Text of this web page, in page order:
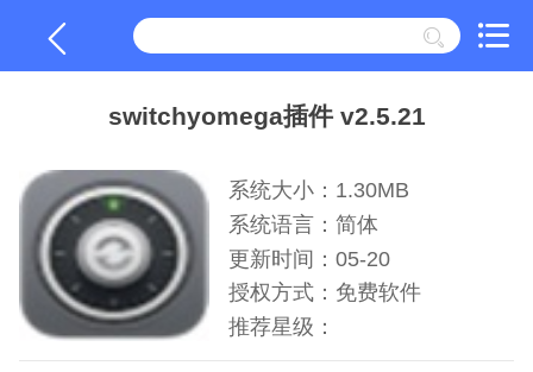
switchyomega插件 v2.5.21
系统大小：1.30MB
系统语言：简体
更新时间：05-20
授权方式：免费软件
推荐星级：